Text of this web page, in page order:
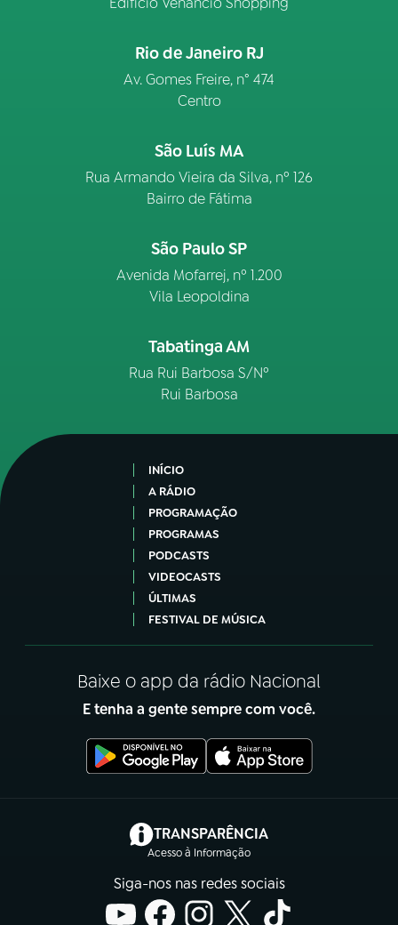
Rio de Janeiro RJ
Av. Gomes Freire, n° 474
Centro
São Luís MA
Rua Armando Vieira da Silva, nº 126
Bairro de Fátima
São Paulo SP
Avenida Mofarrej, nº 1.200
Vila Leopoldina
Tabatinga AM
Rua Rui Barbosa S/Nº
Rui Barbosa
INÍCIO
A RÁDIO
PROGRAMAÇÃO
PROGRAMAS
PODCASTS
VIDEOCASTS
ÚLTIMAS
FESTIVAL DE MÚSICA
Baixe o app da rádio Nacional
E tenha a gente sempre com você.
TRANSPARÊNCIA
Acesso à Informação
(abre em nova aba)
Siga-nos nas redes sociais